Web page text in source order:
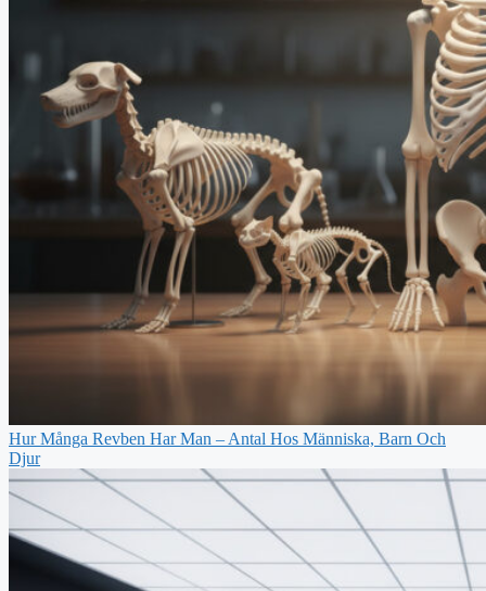
Hur Många Revben Har Man – Antal Hos Människa, Barn Och
Djur